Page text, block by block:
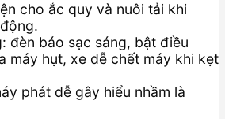
cho ắc quy và nuôi tải khi
đèn báo sạc sáng, bật điều
máy hụt, xe dễ chết máy khi kẹt
phát dễ gây hiểu nhầm là